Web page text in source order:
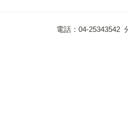
電話：04-25343542